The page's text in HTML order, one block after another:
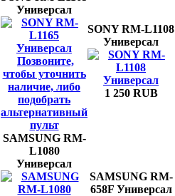
Универсал
Позвоните,
чтобы уточнить
наличие, либо
подобрать
альтернативный
пульт
SONY RM-L1108
Универсал
1 250 RUB
SAMSUNG RM-
L1080
Универсал
SAMSUNG RM-
658F Универсал